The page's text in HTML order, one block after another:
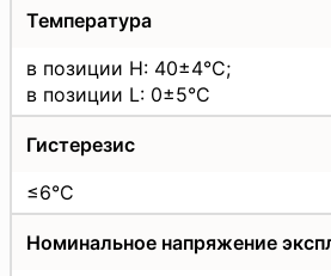
Температура
в позиции H: 40±4°C;
в позиции L: 0±5°C
Гистерезис
≤6°C
Номинальное напряжение